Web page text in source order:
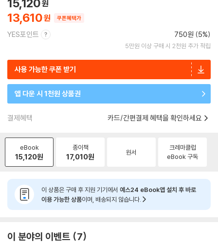
13,610
15,120
쿠폰혜택가
YES포인트 750원 (5%)
5만원 이상 구매 시 2천원 추가 적립
사용 가능한 쿠폰 받기
앱 다운 시 1천원 상품권
결제혜택 카드/간편결제 혜택을 확인하세요
eBook
15,120원
종이책
17,010원 원서
크레마클럽
eBook 구독
이 상품은 구매 후 지원 기기에서 예스24 eBook앱 설치 후 바로
이용 가능한 상품이며, 배송되지 않습니다.
이 분야의 이벤트 7